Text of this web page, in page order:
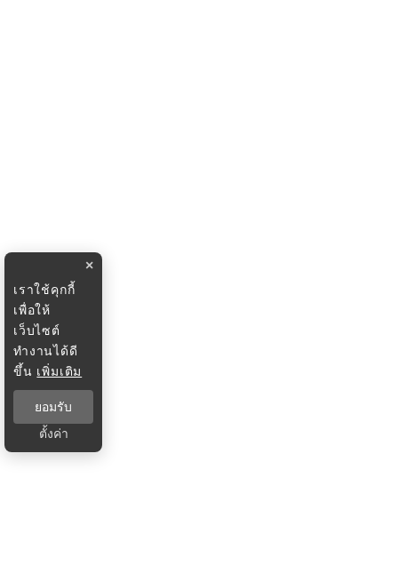
×
เราใช้คุกกี้
เพื่อให้
เว็บไซต์
ทำงานได้ดี
ขึ้น เพิ่มเติม
ยอมรับ
ตั้งค่า